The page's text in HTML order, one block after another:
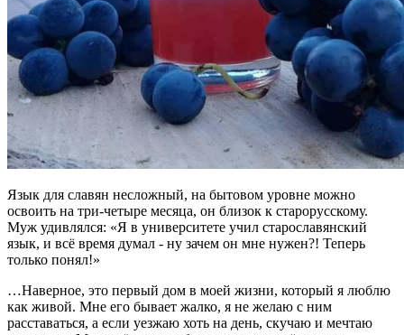
Язык для славян несложный, на бытовом уровне можно
освоить на три-четыре месяца, он близок к старорусскому.
Муж удивлялся: «Я в университете учил старославянский
язык, и всё время думал - ну зачем он мне нужен?! Теперь
только понял!»
…Наверное, это первый дом в моей жизни, который я люблю
как живой. Мне его бывает жалко, я не желаю с ним
расставаться, а если уезжаю хоть на день, скучаю и мечтаю